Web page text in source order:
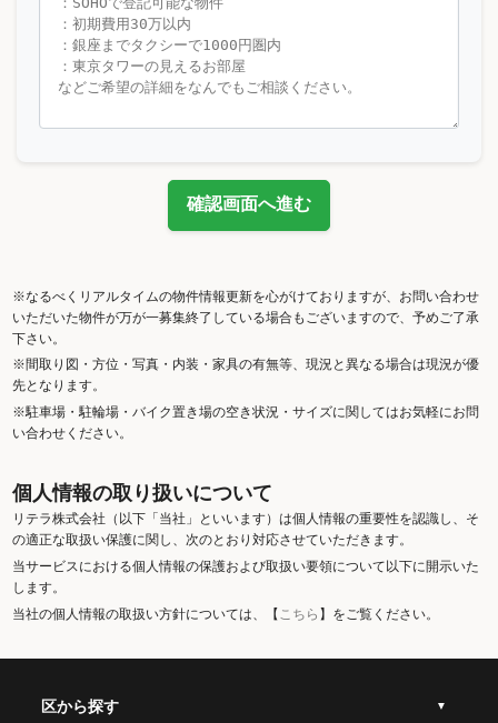
確認画面へ進む
※なるべくリアルタイムの物件情報更新を心がけておりますが、お問い合わせ
いただいた物件が万が一募集終了している場合もございますので、予めご了承
下さい。
※間取り図・方位・写真・内装・家具の有無等、現況と異なる場合は現況が優
先となります。
※駐車場・駐輪場・バイク置き場の空き状況・サイズに関してはお気軽にお問
い合わせください。
個人情報の取り扱いについて
リテラ株式会社（以下「当社」といいます）は個人情報の重要性を認識し、そ
の適正な取扱い保護に関し、次のとおり対応させていただきます。
当サービスにおける個人情報の保護および取扱い要領について以下に開示いた
します。
当社の個人情報の取扱い方針については、【こちら 】をご覧ください。
区から探す